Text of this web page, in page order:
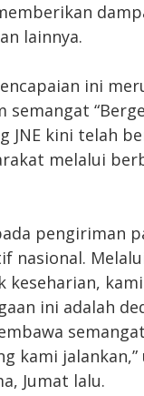
lainnya.
ini
JNE kini telah
melalui
pengiriman
nasional.
keseharian,
ini adalah
kami
Jumat lalu.